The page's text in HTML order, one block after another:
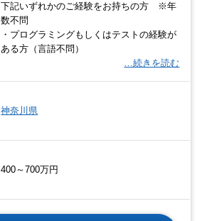
下記いずれかのご経験をお持ちの方 ※年
数不問
・プログラミングもしくはテストの経験が
ある方（言語不問）
…続きを読む
神奈川県
400～700万円